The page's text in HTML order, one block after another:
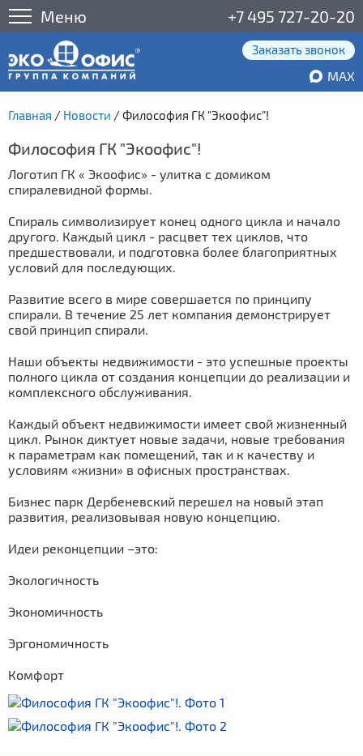
Меню +7 495 727-20-20
Заказать звонок
MAX
Главная / Новости /Философия ГК "Экоофис"!
Философия ГК "Экоофис"!
Логотип ГК « Экоофис» - улитка с домиком
спиралевидной формы.
Спираль символизирует конец одного цикла и начало
другого. Каждый цикл - расцвет тех циклов, что
предшествовали, и подготовка более благоприятных
условий для последующих.
Развитие всего в мире совершается по принципу
спирали. В течение 25 лет компания демонстрирует
свой принцип спирали.
Наши объекты недвижимости - это успешные проекты
полного цикла от создания концепции до реализации и
комплексного обслуживания.
Каждый объект недвижимости имеет свой жизненный
цикл. Рынок диктует новые задачи, новые требования
к параметрам как помещений, так и к качеству и
условиям «жизни» в офисных пространствах.
Бизнес парк Дербеневский перешел на новый этап
развития, реализовывая новую концепцию.
Идеи реконцепции –это:
Экологичность
Экономичность
Эргономичность
Комфорт